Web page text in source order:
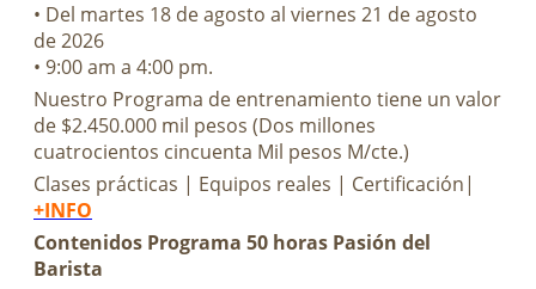
• Del martes 18 de agosto al viernes 21 de agosto
de 2026
• 9:00 am a 4:00 pm.
Nuestro Programa de entrenamiento tiene un valor
de $2.450.000 mil pesos (Dos millones
cuatrocientos cincuenta Mil pesos M/cte.)
Clases prácticas | Equipos reales | Certificación|
+INFO
Contenidos Programa 50 horas Pasión del
Barista